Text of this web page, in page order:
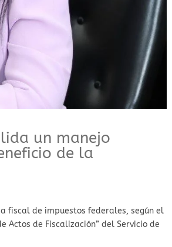
un manejo
de la
fiscal de impuestos federales, según el
Actos de Fiscalización” del Servicio de